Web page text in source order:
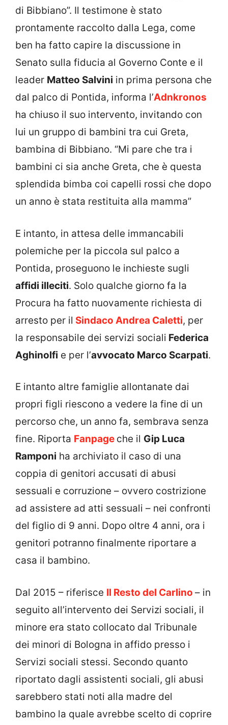
di Bibbiano”. Il testimone è stato
prontamente raccolto dalla Lega, come
ben ha fatto capire la discussione in
Senato sulla fiducia al Governo Conte e il
leader Matteo Salvini in prima persona che
dal palco di Pontida, informa l’Adnkronos
ha chiuso il suo intervento, invitando con
lui un gruppo di bambini tra cui Greta,
bambina di Bibbiano. “Mi pare che tra i
bambini ci sia anche Greta, che è questa
splendida bimba coi capelli rossi che dopo
un anno è stata restituita alla mamma”
E intanto, in attesa delle immancabili
polemiche per la piccola sul palco a
Pontida, proseguono le inchieste sugli
affidi illeciti. Solo qualche giorno fa la
Procura ha fatto nuovamente richiesta di
arresto per il Sindaco Andrea Caletti, per
la responsabile dei servizi sociali Federica
Aghinolfi e per l’avvocato Marco Scarpati.
E intanto altre famiglie allontanate dai
propri figli riescono a vedere la fine di un
percorso che, un anno fa, sembrava senza
fine. Riporta Fanpage che il Gip Luca
Ramponi ha archiviato il caso di una
coppia di genitori accusati di abusi
sessuali e corruzione – ovvero costrizione
ad assistere ad atti sessuali – nei confronti
del figlio di 9 anni. Dopo oltre 4 anni, ora i
genitori potranno finalmente riportare a
casa il bambino.
Dal 2015 – riferisce Il Resto del Carlino – in
seguito all’intervento dei Servizi sociali, il
minore era stato collocato dal Tribunale
dei minori di Bologna in affido presso i
Servizi sociali stessi. Secondo quanto
riportato dagli assistenti sociali, gli abusi
sarebbero stati noti alla madre del
bambino la quale avrebbe scelto di coprire